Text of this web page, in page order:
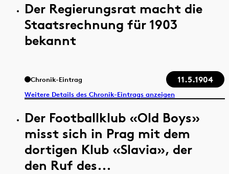
Der Regierungsrat macht die
Staatsrechnung für 1903
bekannt
Chronik-Eintrag 11.5.1904
Weitere Details des Chronik-Eintrags anzeigen
Der Footballklub «Old Boys»
misst sich in Prag mit dem
dortigen Klub «Slavia», der
den Ruf des...